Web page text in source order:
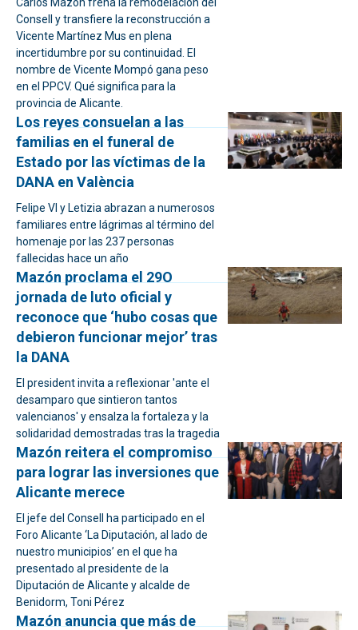
Consell y transfiere la reconstrucción a
Vicente Martínez Mus en plena
incertidumbre por su continuidad. El
nombre de Vicente Mompó gana peso
en el PPCV. Qué significa para la
provincia de Alicante.
Los reyes consuelan a las
familias en el funeral de
Estado por las víctimas de la
DANA en València
Felipe VI y Letizia abrazan a numerosos
familiares entre lágrimas al término del
homenaje por las 237 personas
fallecidas hace un año
Mazón proclama el 29O
jornada de luto oficial y
reconoce que ‘hubo cosas que
debieron funcionar mejor’ tras
la DANA
El president invita a reflexionar 'ante el
desamparo que sintieron tantos
valencianos' y ensalza la fortaleza y la
solidaridad demostradas tras la tragedia
Mazón reitera el compromiso
para lograr las inversiones que
Alicante merece
El jefe del Consell ha participado en el
Foro Alicante ‘La Diputación, al lado de
nuestro municipios’ en el que ha
presentado al presidente de la
Diputación de Alicante y alcalde de
Benidorm, Toni Pérez
Mazón anuncia que más de